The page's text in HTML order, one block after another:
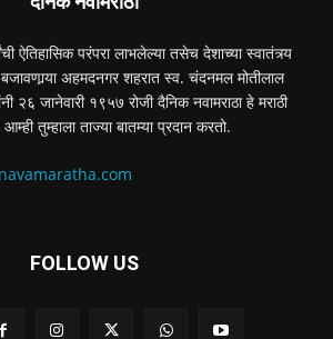
ऐतिहासिक परंपरा लाभलेल्या तसेच देशाच्या स्वातंत्र्य
अहमदनगर शहरात स्व. चंदनमल मोतीलाल
२६ जानेवारी १९५७ रोजी दैनिक नवामराठा हे मराठी
तुम्हाला ताज्या बातम्या प्रदान करतो.
FOLLOW US